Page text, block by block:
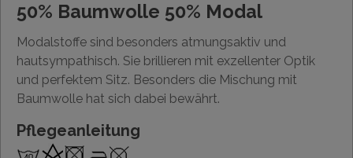
50% Baumwolle 50% Modal
Modalstoffe sind besonders atmungsaktiv und
hautsympathisch. Sie brillieren mit exzellenter Optik
und perfektem Sitz. Besonders die Mischung mit
Baumwolle hat sich dabei bewährt.
Pflegeanleitung